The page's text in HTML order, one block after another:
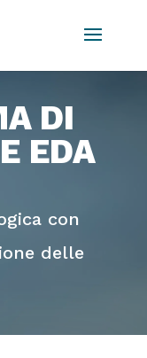
DI
EDA
con
delle